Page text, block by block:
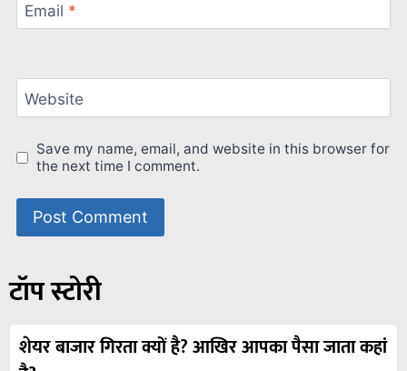
Email *
Website
Save my name, email, and website in this browser for
the next time I comment.
टॉप स्टोरी
शेयर बाजार गिरता क्यों है? आखिर आपका पैसा जाता कहां